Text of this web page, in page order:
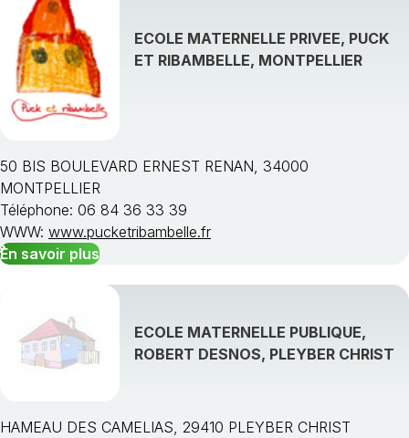
ECOLE MATERNELLE PRIVEE, PUCK
ET RIBAMBELLE, MONTPELLIER
50 BIS BOULEVARD ERNEST RENAN, 34000
MONTPELLIER
Téléphone: 06 84 36 33 39
WWW: www.pucketribambelle.fr
En savoir plus
ECOLE MATERNELLE PUBLIQUE,
ROBERT DESNOS, PLEYBER CHRIST
HAMEAU DES CAMELIAS, 29410 PLEYBER CHRIST